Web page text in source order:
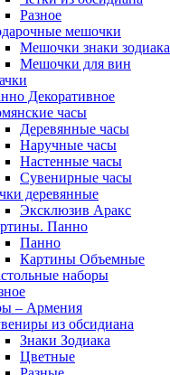
Разное
мешочки
Мешочки знаки зодиака
Мешочки для вин
Декоративное
часы
Деревянные часы
Наручные часы
Настенные часы
Сувенирные часы
деревянные
Эксклюзив Аракс
Панно
Панно
Картины Объемные
наборы
– Армения
из обсидиана
Знаки Зодиака
Цветные